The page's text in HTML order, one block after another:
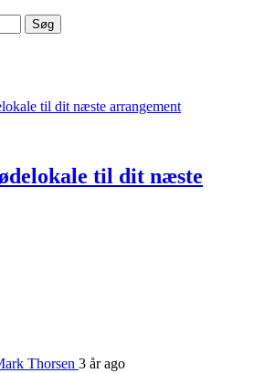
til dit næste arrangement
til dit næste
Thorsen 3 år ago